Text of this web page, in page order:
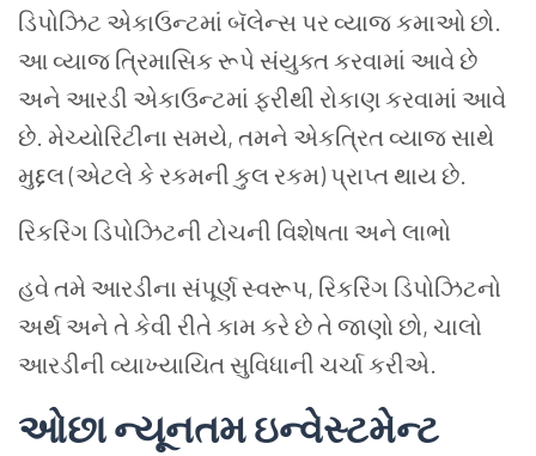
ડિપોઝિટ એકાઉન્ટમાં બૅલેન્સ પર વ્યાજ કમાઓ છો.
આ વ્યાજ ત્રિમાસિક રૂપે સંયુક્ત કરવામાં આવે છે
અને આરડી એકાઉન્ટમાં ફરીથી રોકાણ કરવામાં આવે
છે. મેચ્યોરિટીના સમયે, તમને એકત્રિત વ્યાજ સાથે
મુદ્દલ (એટલે કે રકમની કુલ રકમ) પ્રાપ્ત થાય છે.
રિકરિંગ ડિપોઝિટની ટોચની વિશેષતા અને લાભો
હવે તમે આરડીના સંપૂર્ણ સ્વરૂપ, રિકરિંગ ડિપોઝિટનો
અર્થ અને તે કેવી રીતે કામ કરે છે તે જાણો છો, ચાલો
આરડીની વ્યાખ્યાયિત સુવિધાની ચર્ચા કરીએ.
ઓછા ન્યૂનતમ ઇન્વેસ્ટમેન્ટ